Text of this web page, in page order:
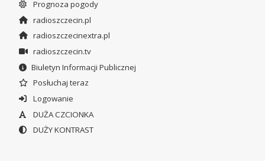
Prognoza pogody
radioszczecin.pl
radioszczecinextra.pl
radioszczecin.tv
Biuletyn Informacji Publicznej
Posłuchaj teraz
Logowanie
DUŻA CZCIONKA
DUŻY KONTRAST